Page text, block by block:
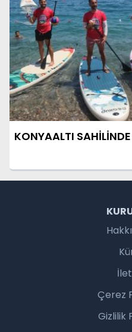
KONYAALTI
Çerez
Gizlilik